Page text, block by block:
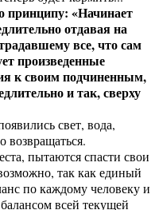
принципу: «Начинает
отдавая на
все, что сам
произведенные
к своим подчиненным,
и так, сверху
свет, вода,
возвращаться.
пытаются спасти свои
так как единый
по каждому человеку и
всей текущей